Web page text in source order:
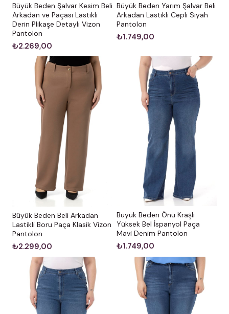
Büyük Beden Şalvar Kesim Beli
Arkadan ve Paçası Lastikli
Derin Plikaşe Detaylı Vizon
Pantolon
₺2.269,00
Büyük Beden Yarım Şalvar Beli
Arkadan Lastikli Cepli Siyah
Pantolon
₺1.749,00
Büyük Beden Beli Arkadan
Lastikli Boru Paça Klasik Vizon
Pantolon
₺2.299,00
Büyük Beden Önü Kraşlı
Yüksek Bel İspanyol Paça
Mavi Denim Pantolon
₺1.749,00